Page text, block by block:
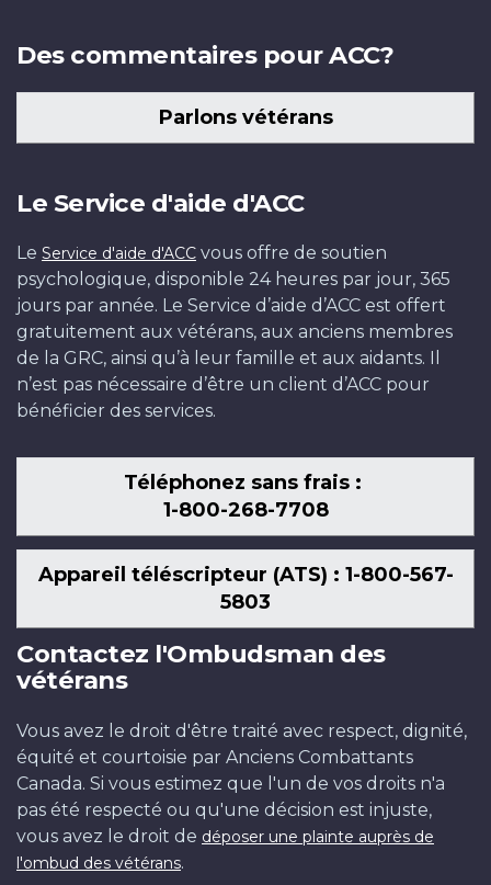
Des commentaires pour ACC?
Parlons vétérans
Le Service d'aide d'ACC
Le Service d'aide d'ACC vous offre de soutien
psychologique, disponible 24 heures par jour, 365
jours par année. Le Service d’aide d’ACC est offert
gratuitement aux vétérans, aux anciens membres
de la GRC, ainsi qu’à leur famille et aux aidants. Il
n’est pas nécessaire d’être un client d’ACC pour
bénéficier des services.
Téléphonez sans frais :
1-800-268-7708
Appareil téléscripteur (ATS) : 1-800-567-
5803
Contactez l'Ombudsman des
vétérans
Vous avez le droit d'être traité avec respect, dignité,
équité et courtoisie par Anciens Combattants
Canada. Si vous estimez que l'un de vos droits n'a
pas été respecté ou qu'une décision est injuste,
vous avez le droit de déposer une plainte auprès de
l'ombud des vétérans.